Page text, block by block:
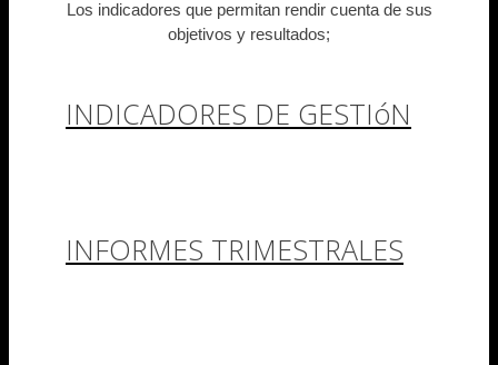
Los indicadores que permitan rendir cuenta de sus
objetivos y resultados;
INDICADORES DE GESTIóN
INFORMES TRIMESTRALES